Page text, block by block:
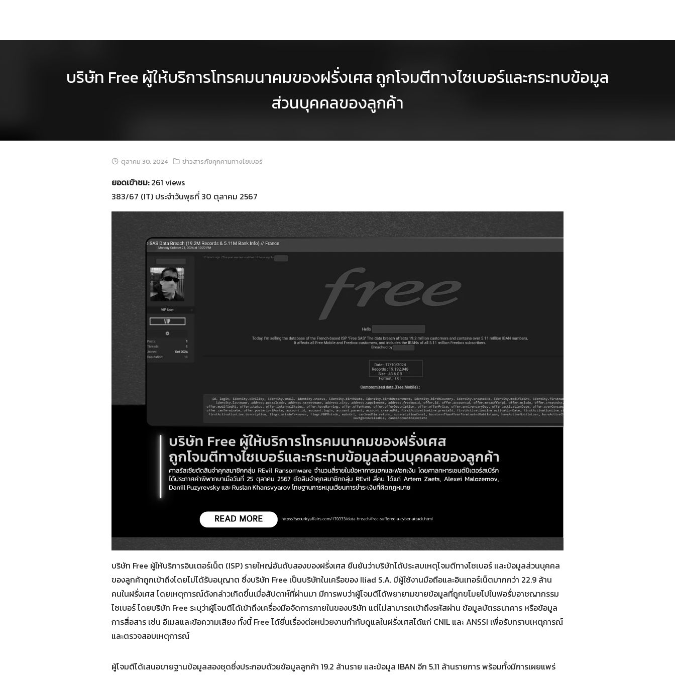
Search
for:
บริษัท Free ผู้ให้บริการโทรคมนาคมของฝรั่งเศส ถูกโจมตีทางไซเบอร์และกระทบข้อมูล
ส่วนบุคคลของลูกค้า
ตุลาคม 30, 2024 ข่าวสารภัยคุกคามทางไซเบอร์
ยอดเข้าชม:261 views
383/67 (IT) ประจำวันพุธที่ 30 ตุลาคม 2567
บริษัท Free ผู้ให้บริการอินเตอร์เน็ต (ISP) รายใหญ่อันดับสองของฝรั่งเศส ยืนยันว่าบริษัทได้ประสบเหตุโจมตีทางไซเบอร์ และข้อมูลส่วนบุคคล
ของลูกค้าถูกเข้าถึงโดยไม่ได้รับอนุญาต ซึ่งบริษัท Free เป็นบริษัทในเครือของ Iliad S.A. มีผู้ใช้งานมือถือและอินเทอร์เน็ตมากกว่า 22.9 ล้าน
คนในฝรั่งเศส โดยเหตุการณ์ดังกล่าวเกิดขึ้นเมื่อสัปดาห์ที่ผ่านมา มีการพบว่าผู้โจมตีได้พยายามขายข้อมูลที่ถูกขโมยไปในฟอรั่มอาชญากรรม
ไซเบอร์ โดยบริษัท Free ระบุว่าผู้โจมตีได้เข้าถึงเครื่องมือจัดการภายในของบริษัท แต่ไม่สามารถเข้าถึงรหัสผ่าน ข้อมูลบัตรธนาคาร หรือข้อมูล
การสื่อสาร เช่น อีเมลและข้อความเสียง ทั้งนี้ Free ได้ยื่นเรื่องต่อหน่วยงานกำกับดูแลในฝรั่งเศสได้แก่ CNIL และ ANSSI เพื่อรับทราบเหตุการณ์
และตรวจสอบเหตุการณ์
ผู้โจมตีได้เสนอขายฐานข้อมูลสองชุดซึ่งประกอบด้วยข้อมูลลูกค้า 19.2 ล้านราย และข้อมูล IBAN อีก 5.11 ล้านรายการ พร้อมทั้งมีการเผยแพร่